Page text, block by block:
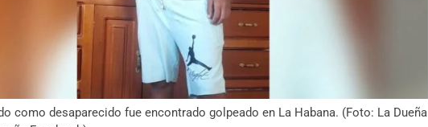
como desaparecido fue encontrado golpeado en La Habana. (Foto: La Dueña